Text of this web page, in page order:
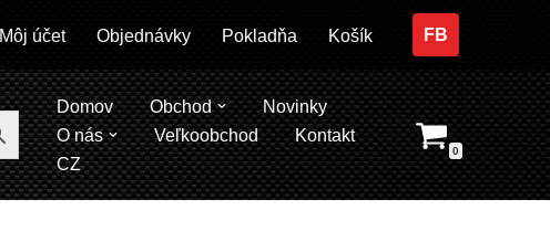
Môj účet Objednávky Pokladňa Košík FB
Domov Obchod
Novinky
O nás
Veľkoobchod
Kontakt
CZ
0